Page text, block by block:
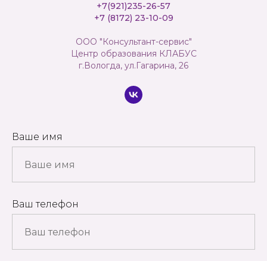
+7(921)235-26-57
+7 (8172) 23-10-09
ООО "Консультант-сервис"
Центр образования КЛАБУС
г.Вологда, ул.Гагарина, 26
Ваше имя
Ваш телефон